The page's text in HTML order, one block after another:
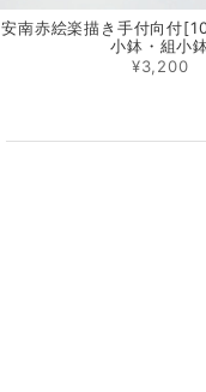
安南赤絵楽描き手付向付
小鉢・組小
¥3,200